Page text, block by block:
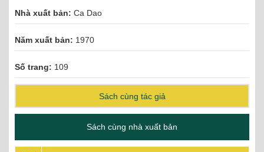
Nhà xuất bản: Ca Dao
Năm xuất bản: 1970
Số trang: 109
Sách cùng tác giả
Sách cùng nhà xuất bản